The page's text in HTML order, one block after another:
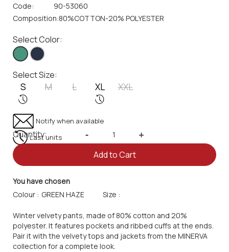
Code:
90-53060
Composition:80%COTTON-20% POLYESTER
Select Color:
Select Size:
S M L XL XXL
Notify when available
Last units
Quantity: - +
Add to Cart
You have chosen
Colour :
Size :
Winter velvety pants, made of 80% cotton and 20%
polyester. It features pockets and ribbed cuffs at the ends.
Pair it with the velvety tops and jackets from the MINERVA
collection for a complete look.